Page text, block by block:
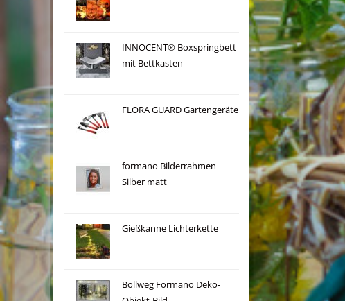
INNOCENT® Boxspringbett
mit Bettkasten
FLORA GUARD Gartengeräte
formano Bilderrahmen
Silber matt
Gießkanne Lichterkette
Bollweg Formano Deko-